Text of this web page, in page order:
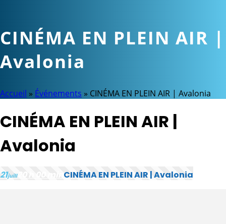
CINÉMA EN PLEIN AIR |
Avalonia
Accueil » Événements » CINÉMA EN PLEIN AIR | Avalonia
CINÉMA EN PLEIN AIR |
Avalonia
21juill20 h 00 min CINÉMA EN PLEIN AIR | Avalonia